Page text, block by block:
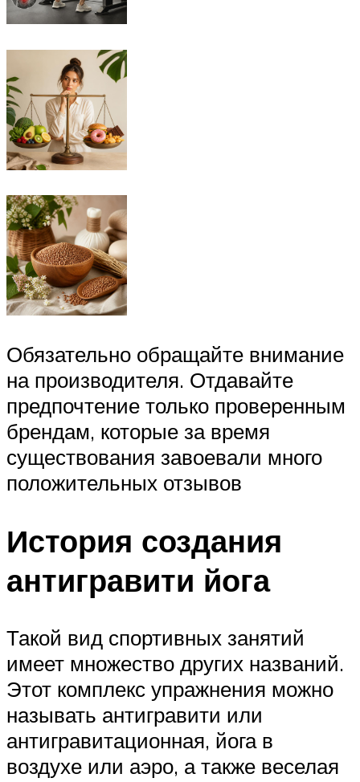
Обязательно обращайте внимание
на производителя. Отдавайте
предпочтение только проверенным
брендам, которые за время
существования завоевали много
положительных отзывов
История создания
антигравити йога
Такой вид спортивных занятий
имеет множество других названий.
Этот комплекс упражнения можно
называть антигравити или
антигравитационная, йога в
воздухе или аэро, а также веселая